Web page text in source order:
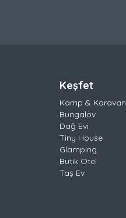
Keşfet
Kamp & Karavan
Bungalov
Dağ Evi
Tiny House
Glamping
Butik Otel
Taş Ev